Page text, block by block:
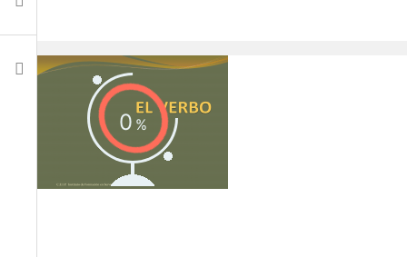
Ajustes
0